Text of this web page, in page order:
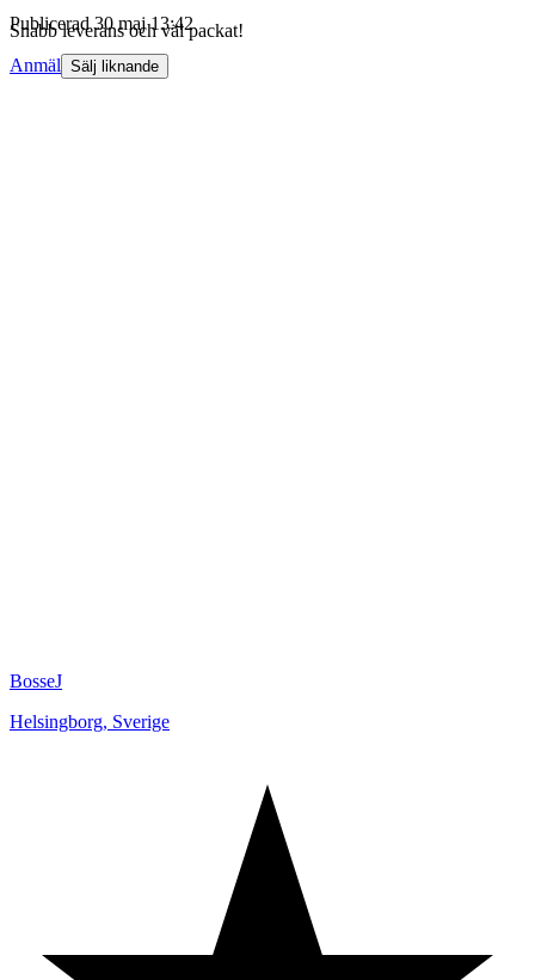
Snabb leverans och väl packat!
Publicerad 30 maj 13:42
Anmäl Sälj liknande
BosseJ
Helsingborg, Sverige